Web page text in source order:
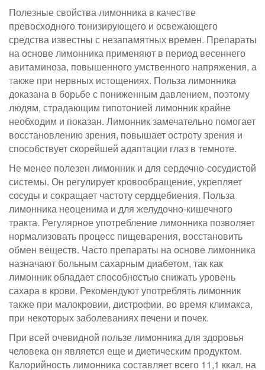
Полезные свойства лимонника в качестве
превосходного тонизирующего и освежающего
средства известны с незапамятных времен. Препараты
на основе лимонника применяют в период весеннего
авитаминоза, повышенного умственного напряжения, а
также при нервных истощениях. Польза лимонника
доказана в борьбе с пониженным давлением, поэтому
людям, страдающим гипотонией лимонник крайне
необходим и показан. Лимонник замечательно помогает
восстановлению зрения, повышает остроту зрения и
способствует скорейшей адаптации глаз в темноте.
Не менее полезен лимонник и для сердечно-сосудистой
системы. Он регулирует кровообращение, укрепляет
сосуды и сокращает частоту сердцебиения. Польза
лимонника неоценима и для желудочно-кишечного
тракта. Регулярное употребление лимонника позволяет
нормализовать процесс пищеварения, восстановить
обмен веществ. Часто препараты на основе лимонника
назначают больным сахарным диабетом, так как
лимонник обладает способностью снижать уровень
сахара в крови. Рекомендуют употреблять лимонник
также при малокровии, дистрофии, во время климакса,
при некоторых заболеваниях печени и почек.
При всей очевидной пользе лимонника для здоровья
человека он является еще и диетическим продуктом.
Калорийность лимонника составляет всего 11,1 ккал. на